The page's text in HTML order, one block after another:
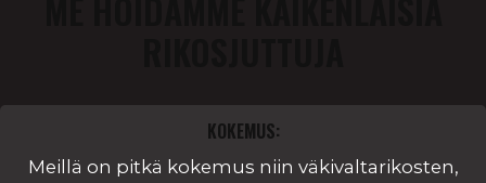
KOKEMUS:
Meillä on pitkä kokemus niin väkivaltarikosten,